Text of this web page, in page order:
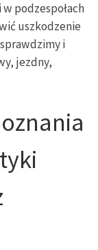
podzespołach
uszkodzenie
i
jezdny,